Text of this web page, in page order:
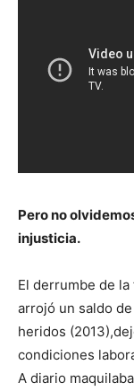
Pero no
injusticia.
El derrumbe de la
arrojó un saldo
heridos
condiciones
A diario